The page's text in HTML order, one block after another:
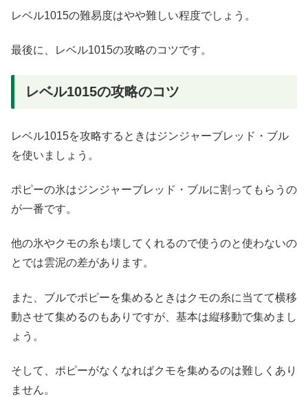
レベル1015の難易度はやや難しい程度でしょう。
最後に、レベル1015の攻略のコツです。
レベル1015の攻略のコツ
レベル1015を攻略するときはジンジャーブレッド・ブル
を使いましょう。
ポピーの氷はジンジャーブレッド・ブルに割ってもらうの
が一番です。
他の氷やクモの糸も壊してくれるので使うのと使わないの
とでは雲泥の差があります。
また、ブルでポピーを集めるときはクモの糸に当てて横移
動させて集めるのもありですが、基本は縦移動で集めまし
ょう。
そして、ポピーがなくなればクモを集めるのは難しくあり
ません。